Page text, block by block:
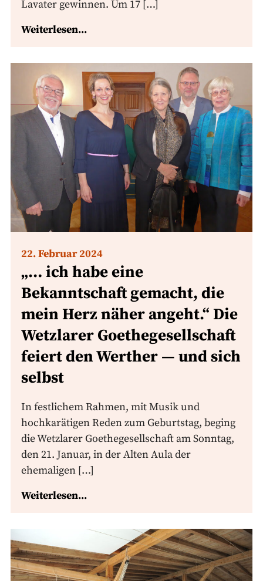
Lavater gewinnen. Um 17 […]
Weiterlesen...
22. Februar 2024
„… ich habe eine
Bekanntschaft gemacht, die
mein Herz näher angeht.“ Die
Wetzlarer Goethegesellschaft
feiert den Werther — und sich
selbst
In festlichem Rahmen, mit Musik und
hochkarätigen Reden zum Geburtstag, beging
die Wetzlarer Goethegesellschaft am Sonntag,
den 21. Januar, in der Alten Aula der
ehemaligen […]
Weiterlesen...